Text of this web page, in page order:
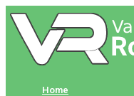
Skip
to
content
Home